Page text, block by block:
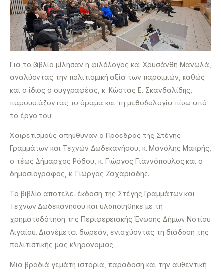
Για το βιβλίο μίλησαν η φιλόλογος κα. Χρυσάνθη Μανωλά,
αναλύοντας την πολιτισμική αξία των παροιμιών, καθώς
και ο ίδιος ο συγγραφέας, κ. Κώστας Ε. Σκανδαλίδης,
παρουσιάζοντας το όραμα και τη μεθοδολογία πίσω από
το έργο του.
Χαιρετισμούς απηύθυναν ο Πρόεδρος της Στέγης
Γραμμάτων και Τεχνών Δωδεκανήσου, κ. Μανόλης Μακρής,
ο τέως Δήμαρχος Ρόδου, κ. Γιώργος Γιαννόπουλος και ο
δημοσιογράφος, κ. Γιώργος Ζαχαριάδης.
Το βιβλίο αποτελεί έκδοση της Στέγης Γραμμάτων και
Τεχνών Δωδεκανήσου και υλοποιήθηκε με τη
χρηματοδότηση της Περιφερειακής Ένωσης Δήμων Νοτίου
Αιγαίου. Διανέμεται δωρεάν, ενισχύοντας τη διάδοση της
πολιτιστικής μας κληρονομιάς.
Μια βραδιά γεμάτη ιστορία, παράδοση και την αυθεντική